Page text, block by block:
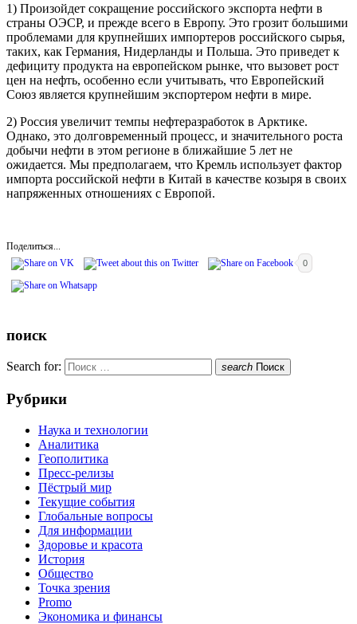
1) Произойдет сокращение российского экспорта нефти в
страны ОЭСР, и прежде всего в Европу. Это грозит большими
проблемами для крупнейших импортеров российского сырья,
таких, как Германия, Нидерланды и Польша. Это приведет к
дефициту продукта на европейском рынке, что вызовет рост
цен на нефть, особенно если учитывать, что Европейский
Союз является крупнейшим экспортером нефти в мире.
2) Россия увеличит темпы нефтеразработок в Арктике.
Однако, это долговременный процесс, и значительного роста
добычи нефти в этом регионе в ближайшие 5 лет не
ожидается. Мы предполагаем, что Кремль использует фактор
импорта российской нефти в Китай в качестве козыря в своих
напряженных отношениях с Европой.
Поделиться...
0
поиск
Search for: search Поиск
Рубрики
Наука и технологии
Аналитика
Геополитика
Пресс-релизы
Пёстрый мир
Текущие события
Глобальные вопросы
Для информации
Здоровье и красота
История
Общество
Точка зрения
Promo
Экономика и финансы